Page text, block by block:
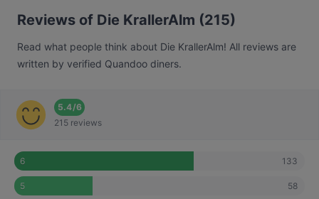
Reviews of Die KrallerAlm (215)
Read what people think about Die KrallerAlm! All reviews are
written by verified Quandoo diners.
5.4/6
215 reviews
6 133
5 58